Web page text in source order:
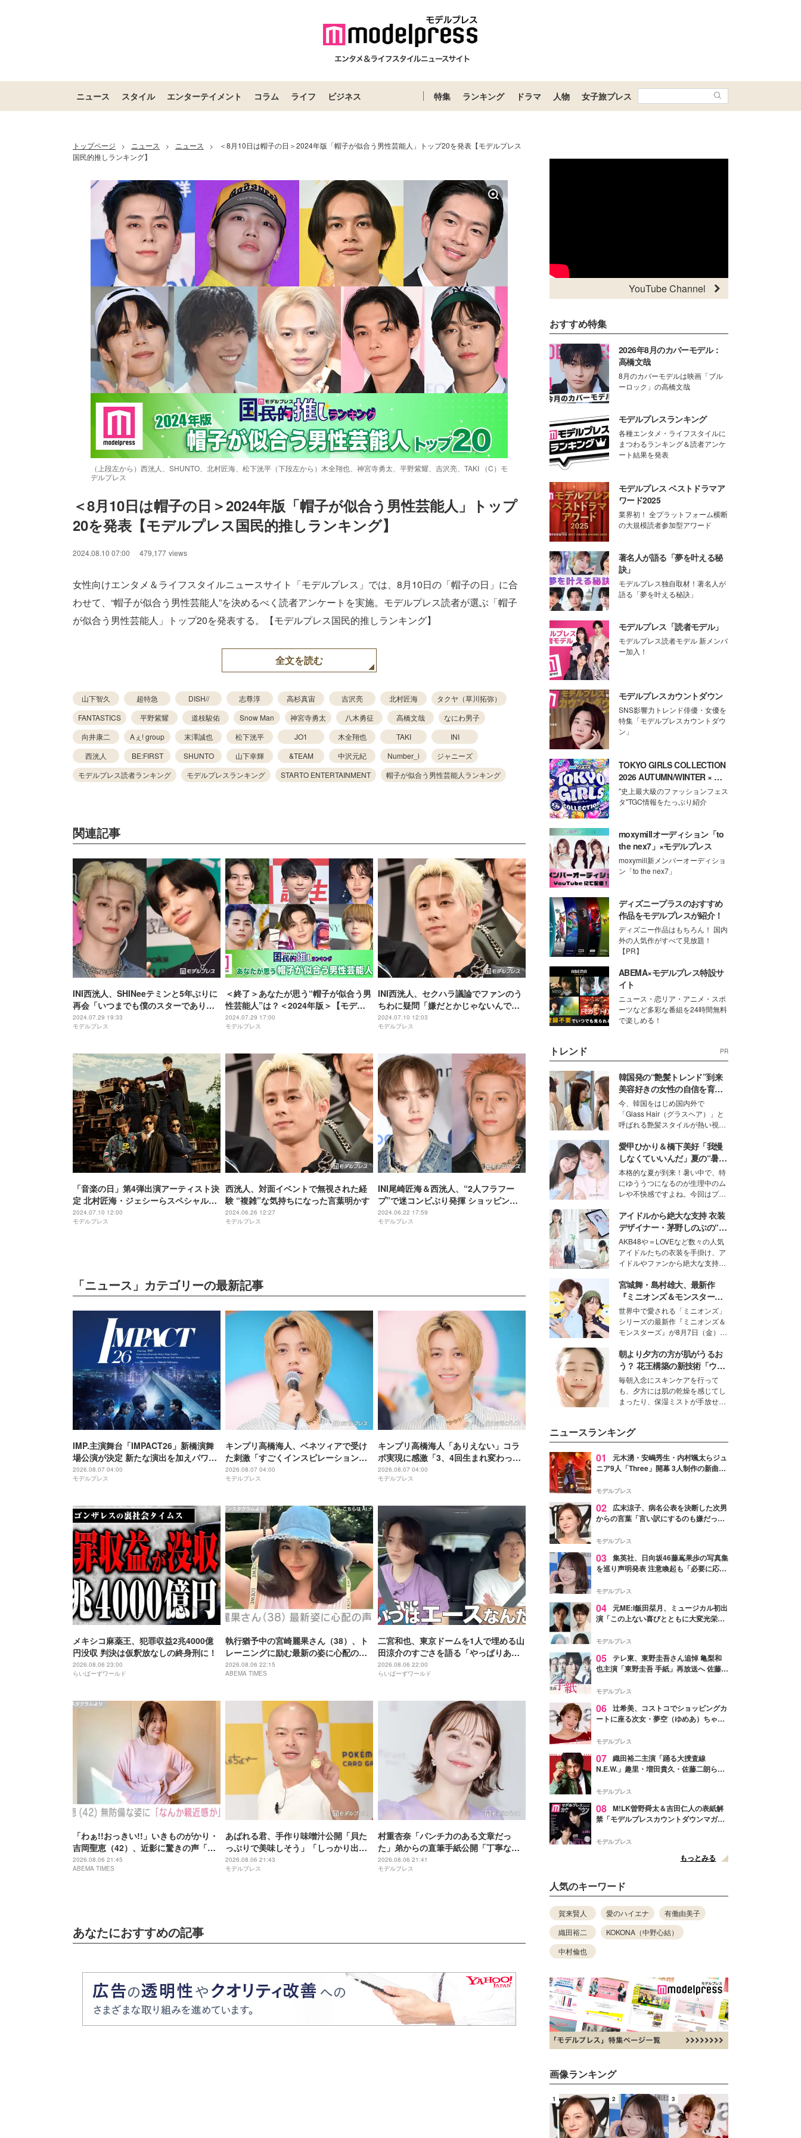
ニュース スタイル エンターテイメント コラム ライフ ビジネス 特集 ランキング ドラマ 人物 女子旅プレス
トップページ > ニュース > ニュース >
＜8月10日は帽子の日＞2024年版「帽子が似合う男性芸能人」トップ20を発表【モデルプレス
国民的推しランキング】
（上段左から）西洸人、SHUNTO、北村匠海、松下洸平（下段左から）木全翔也、神宮寺勇太、平野紫耀、吉沢亮、TAKI （C）モ
デルプレス
Unmute / Loaded:
87.03%
＜8月10日は帽子の日＞2024年版「帽子が似合う男性芸能人」トップ
20を発表【モデルプレス国民的推しランキング】
2024.08.10 07:00 479,177 views
女性向けエンタメ＆ライフスタイルニュースサイト「モデルプレス」では、8月10日の「帽子の日」に合
わせて、“帽子が似合う男性芸能人”を決めるべく読者アンケートを実施。モデルプレス読者が選ぶ「帽子
が似合う男性芸能人」トップ20を発表する。【モデルプレス国民的推しランキング】
全文を読む
山下智久 超特急 DISH// 志尊淳 高杉真宙 吉沢亮 北村匠海
タクヤ（草川拓弥）
FANTASTICS
平野紫耀 道枝駿佑 Snow Man 神宮寺勇太 八木勇征 高橋文哉
なにわ男子
向井康二
Aぇ! group 末澤誠也 松下洸平 JO1 木全翔也 TAKI
INI
西洸人
BE:FIRST SHUNTO 山下幸輝 &TEAM 中沢元紀 Number_i
ジャニーズ
モデルプレス読者ランキング
モデルプレスランキング STARTO ENTERTAINMENT 帽子が似合う男性芸能人ランキング
関連記事
INI西洸人、SHINeeテミンと5年ぶりに
再会「いつまでも僕のスターでありボ
ス」2ショットにファン感涙
2024.07.29 19:33
モデルプレス
＜終了＞あなたが思う“帽子が似合う男
性芸能人”は？＜2024年版＞【モデル
プレス国民的推しランキング】
2024.07.29 17:00
モデルプレス
INI西洸人、セクハラ議論でファンのう
ちわに疑問「嫌だとかじゃないんです
けど」
2024.07.10 12:03
モデルプレス
「音楽の日」第4弾出演アーティスト決
定 北村匠海・ジェシーらスペシャルバ
ンド歌唱曲も発表
2024.07.10 12:00
モデルプレス
西洸人、対面イベントで無視された経
験 “複雑”な気持ちになった言葉明かす
2024.06.26 12:27
モデルプレス
INI尾崎匠海＆西洸人、“2人フラフー
プ”で迷コンビぶり発揮 ショッピング
で個性光る
2024.06.22 17:59
モデルプレス
「ニュース」カテゴリーの最新記事
IMP.主演舞台「IMPACT26」新橋演舞
場公演が決定 新たな演出を加えパワー
アップ
2026.08.07 04:00
モデルプレス
キンプリ高橋海人、ベネツィアで受け
た刺激「すごくインスピレーション溢
れる街」
2026.08.07 04:00
モデルプレス
キンプリ高橋海人「ありえない」コラ
ボ実現に感激「3、4回生まれ変わって
もできない」
2026.08.07 04:00
モデルプレス
メキシコ麻薬王、犯罪収益2兆4000億
円没収 判決は仮釈放なしの終身刑に！
2026.08.06 23:00
らいばーずワールド
執行猶予中の宮崎麗果さん（38）、ト
レーニングに励む最新の姿に心配の声
「痩せ過ぎ」「なんだか痛々しい…」
2026.08.06 22:15
ABEMA TIMES
二宮和也、東京ドームを1人で埋める山
田涼介のすごさを語る「やっぱりあい
つはエース」
2026.08.06 22:00
らいばーずワールド
「わぁ!!おっきい!!」いきものがかり・
吉岡聖恵（42）、近影に驚きの声「な
にこれ…大好き」「なんか親近感が」
2026.08.06 21:45
ABEMA TIMES
あばれる君、手作り味噌汁公開「貝た
っぷりで美味しそう」「しっかり出汁
が出てそう」の声
2026.08.06 21:43
モデルプレス
村重杏奈「パンチ力のある文章だっ
た」弟からの直筆手紙公開「丁寧な
字」「読みやすい」と反響
2026.08.06 21:41
モデルプレス
あなたにおすすめの記事
YouTube Channel
おすすめ特集
2026年8月のカバーモデル：
高橋文哉
8月のカバーモデルは映画「ブル
ーロック」の高橋文哉
モデルプレスランキング
各種エンタメ・ライフスタイルに
まつわるランキング＆読者アンケ
ート結果を発表
モデルプレス ベストドラマア
ワード2025
業界初！ 全プラットフォーム横断
の大規模読者参加型アワード
著名人が語る「夢を叶える秘
訣」
モデルプレス独自取材！著名人が
語る「夢を叶える秘訣」
モデルプレス「読者モデル」
モデルプレス読者モデル 新メンバ
ー加入！
モデルプレスカウントダウン
SNS影響力トレンド俳優・女優を
特集「モデルプレスカウントダウ
ン」
TOKYO GIRLS COLLECTION
2026 AUTUMN/WINTER × モ
デルプレス
"史上最大級のファッションフェス
タ"TGC情報をたっぷり紹介
moxymillオーディション「to
the nex7」×モデルプレス
moxymill新メンバーオーディショ
ン「to the nex7」
ディズニープラスのおすすめ
作品をモデルプレスが紹介！
ディズニー作品はもちろん！ 国内
外の人気作がすべて見放題！
【PR】
ABEMA×モデルプレス特設サ
イト
ニュース・恋リア・アニメ・スポ
ーツなど多彩な番組を24時間無料
で楽しめる！
トレンド PR
韓国発の“艶髪トレンド”到来
美容好きの女性の自信を育む
「ヘアケア事情」って？
今、韓国をはじめ国内外で
「Glass Hair（グラスヘア）」と
呼ばれる艶髪スタイルが熱い視線
ションの完成度を高めるベースと
して、“髪そのものの美しさ”に改
めて注目する人が増えている様
子。今回は、そんな憧れの艶やか
な髪を日常で叶える、美容好きの
女性たちのヘアケア事情を紹介し
ます。
愛甲ひかり＆橋下美好「我慢
しなくていいんだ」夏の“暑さ
対策”の新しい選択肢とは？
本格的な夏が到来！暑い中で、特
にゆううつになるのが生理中のム
レや不快感ですよね。今回はプラ
モデル・愛甲ひかりさんと橋下美
好さんを迎えて本音で女子会トー
ク。猛暑のお出かけを快適に過ご
すヒントや、2人が感動した夏の
生理の新常識にも迫りました。
アイドルから絶大な支持 衣装
デザイナー・茅野しのぶの“可
愛い”を作る美学＜「シチズン
クロスシー」インタビュー＞
AKB48や＝LOVEなど数々の人気
アイドルたちの衣装を手掛け、ア
イドルやファンから絶大な支持を
取締役兼クリエイティブディレク
ター・茅野しのぶ。一人ひとりの
個性に寄り添い、魅力を引き出す
衣装作りは、多くの女性たちに勇
気と自信を与え続けている。
宮城舞・島村雄大、最新作
『ミニオンズ＆モンスター
ズ』の魅力熱弁 ハチャメチャ
だけじゃない“友情と絆”に感
動
世界中で愛される「ミニオンズ」
シリーズの最新作『ミニオンズ＆
モンスターズ』が8月7日（金）に
ニオン好き”という共通点を持つモ
デルの宮城舞と島村雄大の特別対
談をお届け！それぞれの視点か
ら、今作ならではの魅力や予想外
の感動をもたらす奥深いストーリ
ーについて熱く語り合ってもらっ
朝より夕方の方が肌がうるお
う？ 花王構築の新技術「ウォ
ーターキャプチャリングスキ
ン（捕水肌）」がスキンケア
の常識を変える予感
毎朝入念にスキンケアを行って
も、夕方には肌の乾燥を感じてし
まったり、保湿ミストが手放せな
性を秘めた、革新的な「Water
Capturing Skin（ウォーターキャ
プチャリングスキン：捕水肌）」
技術を、花王が構築した。
ニュースランキング
01
元木湧・安嶋秀生・内村颯太らジュ
ニア9人「Three」開幕 3人制作の新曲＆
進んで夢を掴みたい」【ゲネプロレポ】
モデルプレス
02
広末涼子、病名公表を決断した次男
からの言葉「言い訳にするのも嫌だっ
モデルプレス
03 集英社、日向坂46藤嶌果歩の写真集
を巡り声明発表 注意喚起も「必要に応じ
モデルプレス
04 元ME:I飯田栞月、ミュージカル初出
演「この上ない喜びとともに大変光栄」
ャスト発表
モデルプレス
05 テレ東、東野圭吾さん追悼 亀梨和
也主演「東野圭吾 手紙」再放送へ 佐藤隆
モデルプレス
06 辻希美、コストコでショッピングカ
ートに座る次女・夢空（ゆめあ）ちゃん
ぎ」「成長を感じる」の声
モデルプレス
07 織田裕二主演「踊る大捜査線
N.E.W.」趣里・増田貴久・佐藤二朗ら新
徴する“謎のキーワード”も
モデルプレス
08 M!LK曽野舜太＆吉田仁人の表紙解
禁「モデルプレスカウントダウンマガジ
モデルプレス
もっとみる
人気のキーワード
賀来賢人 愛のハイエナ
有働由美子
織田裕二
KOKONA（中野心結）
中村倫也
画像ランキング
1 2 3